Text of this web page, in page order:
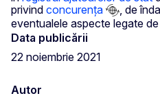
privind concurența
, de
eventualele aspecte legate
Data publicării
22 noiembrie 2021
Autor